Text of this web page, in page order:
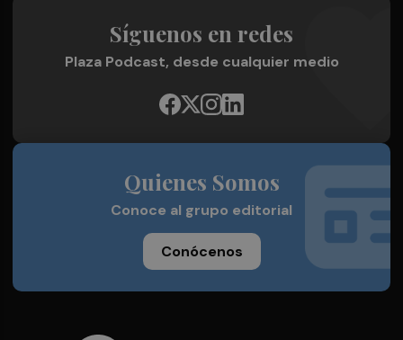
Síguenos en redes
Plaza Podcast, desde cualquier medio
Quienes Somos
Conoce al grupo editorial
Conócenos